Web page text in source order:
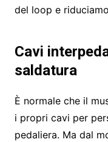
del loop e
Cavi
saldatura
È normale che il
i propri cavi per
pedaliera. Ma dal